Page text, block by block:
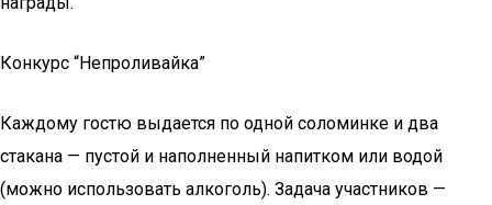
Конкурс “Непроливайка”
Каждому гостю выдается по одной соломинке и два
стакана — пустой и наполненный напитком или водой
(можно использовать алкоголь). Задача участников —